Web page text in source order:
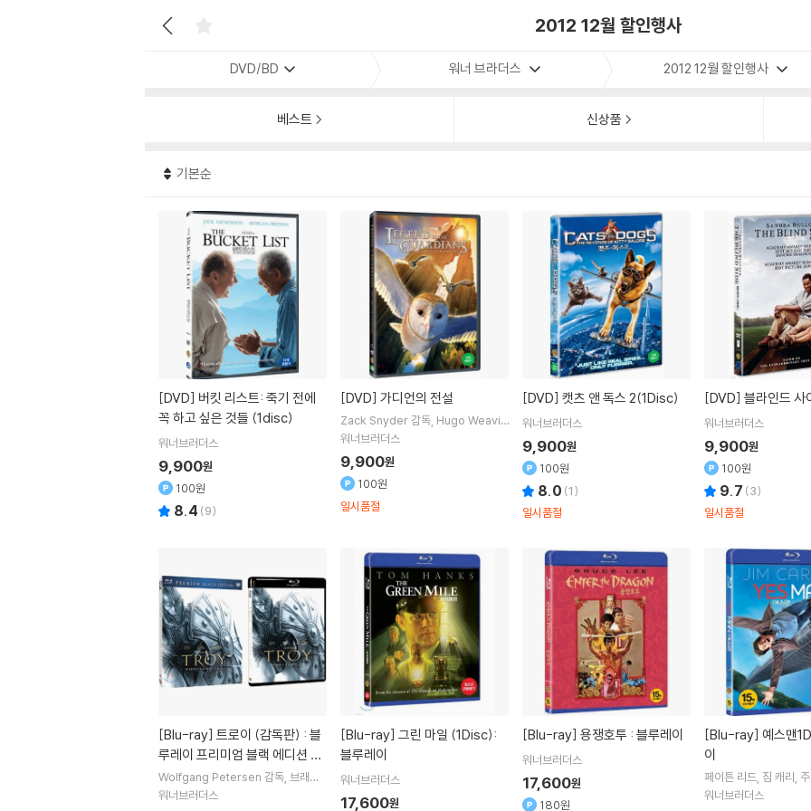
2012 12월 할인행사
DVD/BD 워너 브라더스 2012 12월 할인행사
베스트 신상품
기본순
[DVD]
꼭 하고 싶은 것들 (1disc)
워너브러더스
9,900원
100원
8.4 (9)
[DVD] 가디언의 전설
Zack Snyder감독 Hugo Weavin
g Jim Sturgess
워너브러더스
9,900원
100원
일시품절
[DVD] 캣츠 앤 독스 2(1Disc)
워너브러더스
9,900원
100원
8.0 (1)
일시품절
[DVD] 블라인드
워너브러더스
9,900원
100원
9.7 (3)
일시품절
[Blu-ray]
루레이 프리미엄 블랙 에디션 시
리즈(한정판)
Wolfgang Petersen 감독 브래드
피트주연 Orlando Bloom
워너브러더스
[Blu-ray]
블루레이
워너브러더스
17,600원
[Blu-ray] 용쟁호투 : 블루레이
워너브러더스
17,600원
180원
[Blu-ray]
이
페이튼 리드, 짐 캐리,
래들리 쿠퍼, 존 마이클
워너브러더스